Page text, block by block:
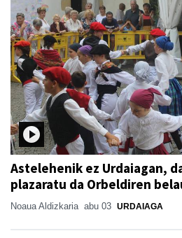
Astelehenik ez Urdaiagan,
plazaratu da Orbeldiren
Noaua Aldizkaria abu 03 URDAIAGA